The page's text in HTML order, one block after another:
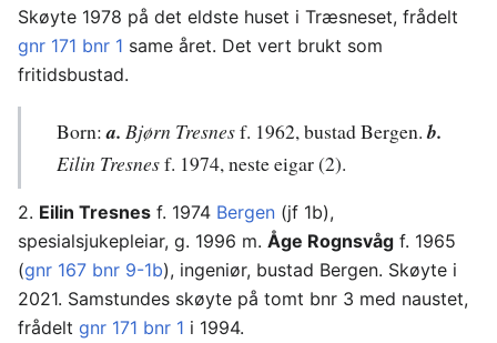
Skøyte 1978 på det eldste huset i Træsneset, frådelt
gnr 171 bnr 1 same året. Det vert brukt som
fritidsbustad.
Born:a. Bjørn Tresnesf. 1962, bustad Bergen.b.
Eilin Tresnesf. 1974, neste eigar (2).
2. Eilin Tresnes f. 1974 Bergen (jf 1b),
spesialsjukepleiar, g. 1996 m. Åge Rognsvåg f. 1965
(gnr 167 bnr 9-1b), ingeniør, bustad Bergen. Skøyte i
2021. Samstundes skøyte på tomt bnr 3 med naustet,
frådelt gnr 171 bnr 1 i 1994.